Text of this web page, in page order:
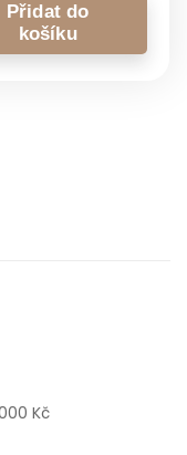
Přidat do
košíku
Kč